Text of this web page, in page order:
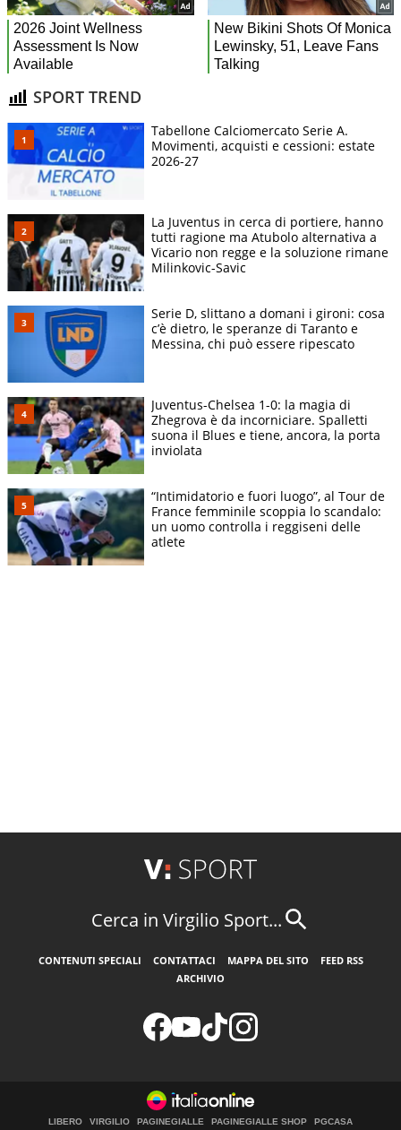
SPORT TREND
Tabellone Calciomercato Serie A.
Movimenti, acquisti e cessioni: estate
2026-27
La Juventus in cerca di portiere, hanno
tutti ragione ma Atubolo alternativa a
Vicario non regge e la soluzione rimane
Milinkovic-Savic
Serie D, slittano a domani i gironi: cosa
c’è dietro, le speranze di Taranto e
Messina, chi può essere ripescato
Juventus-Chelsea 1-0: la magia di
Zhegrova è da incorniciare. Spalletti
suona il Blues e tiene, ancora, la porta
inviolata
“Intimidatorio e fuori luogo”, al Tour de
France femminile scoppia lo scandalo:
un uomo controlla i reggiseni delle
atlete
Cerca in Virgilio Sport...
CONTENUTI SPECIALI CONTATTACI MAPPA DEL SITO
FEED RSS
ARCHIVIO
LIBERO VIRGILIO PAGINEGIALLE PAGINEGIALLE SHOP PGCASA